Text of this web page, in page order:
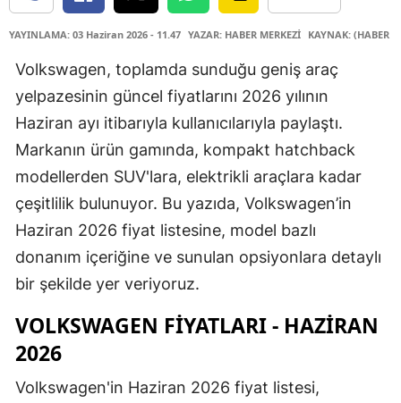
YAYINLAMA: 03 Haziran 2026 - 11.47 YAZAR: HABER MERKEZİ KAYNAK: (HABER
Volkswagen, toplamda sunduğu geniş araç
yelpazesinin güncel fiyatlarını 2026 yılının
Haziran ayı itibarıyla kullanıcılarıyla paylaştı.
Markanın ürün gamında, kompakt hatchback
modellerden SUV'lara, elektrikli araçlara kadar
çeşitlilik bulunuyor. Bu yazıda, Volkswagen’in
Haziran 2026 fiyat listesine, model bazlı
donanım içeriğine ve sunulan opsiyonlara detaylı
bir şekilde yer veriyoruz.
VOLKSWAGEN FIYATLARI - HAZIRAN
2026
Volkswagen'in Haziran 2026 fiyat listesi,